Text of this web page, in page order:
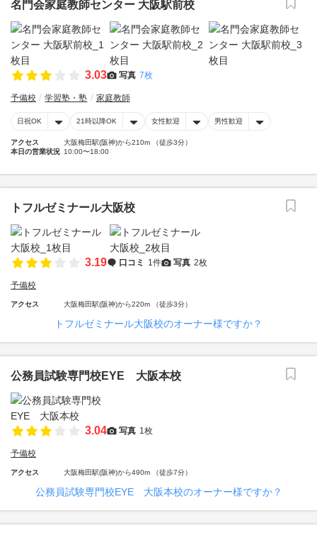
名門会家庭教師センター 大阪駅前校
3.03 写真 7枚
予備校 学習塾・塾 家庭教師
日祝OK 21時以降OK 女性歓迎 男性歓迎
アクセス
大阪梅田駅(阪神)から210m （徒歩3分）
本日の営業状況 10:00〜18:00
トフルゼミナール大阪校
3.19 口コミ 1件 写真 2枚
予備校
アクセス 大阪梅田駅(阪神)から220m （徒歩3分）
トフルゼミナール大阪校のオーナー様ですか？
公務員試験専門校EYE 大阪本校
3.04 写真 1枚
予備校
アクセス 大阪梅田駅(阪神)から490m （徒歩7分）
公務員試験専門校EYE 大阪本校のオーナー様ですか？